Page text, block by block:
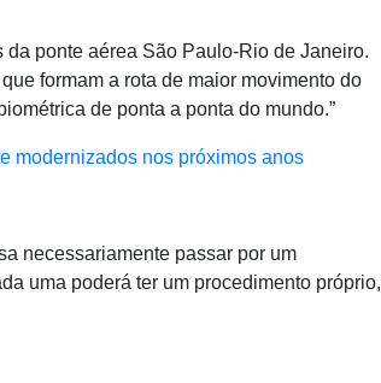
ponte aérea São Paulo-Rio de Janeiro.
formam a rota de maior movimento do
de ponta a ponta do mundo.”
modernizados nos próximos anos
necessariamente passar por um
uma poderá ter um procedimento próprio,